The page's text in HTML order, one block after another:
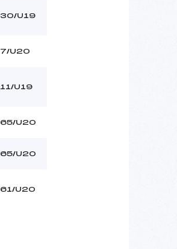
30/U19
7/U20
11/U19
65/U20
65/U20
61/U20